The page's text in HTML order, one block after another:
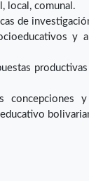
local, comunal.
de
y
concepciones